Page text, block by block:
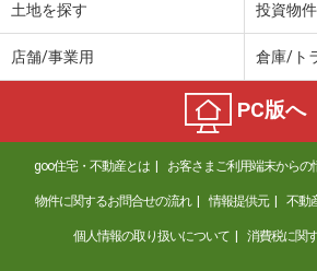
土地を探す 投資物
店舗/事業用 倉庫/ト
PC版へ
goo住宅・不動産とは お客さまご利用端末から
物件に関するお問合せの流れ 情報提供元 不動
個人情報の取り扱いについて 消費税に関